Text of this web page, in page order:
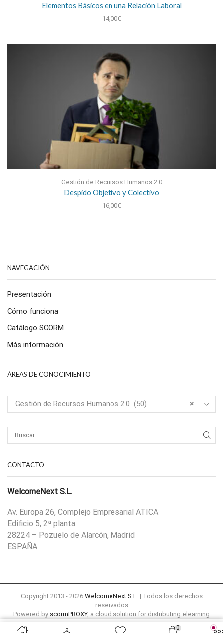
Elementos Básicos en una Relación Laboral
14,00€
Gestión de Recursos Humanos 2.0
Despido Objetivo y Colectivo
16,00€
NAVEGACIÓN
Presentación
Cómo funciona
Catálogo SCORM
Más información
ÁREAS DE CONOCIMIENTO
×
Gestión de Recursos Humanos 2.0 (50)
CONTACTO
WelcomeNext S.L.
Av. Europa 26, Complejo Empresarial ATICA
Edificio 5, 2ª planta.
28224 – Pozuelo de Alarcón, Madrid
ESPAÑA
Copyright 2013 - 2026 WelcomeNext S.L.
| Todos los derechos
reservados
Powered by scormPROXY, a cloud solution for distributing elearning
0